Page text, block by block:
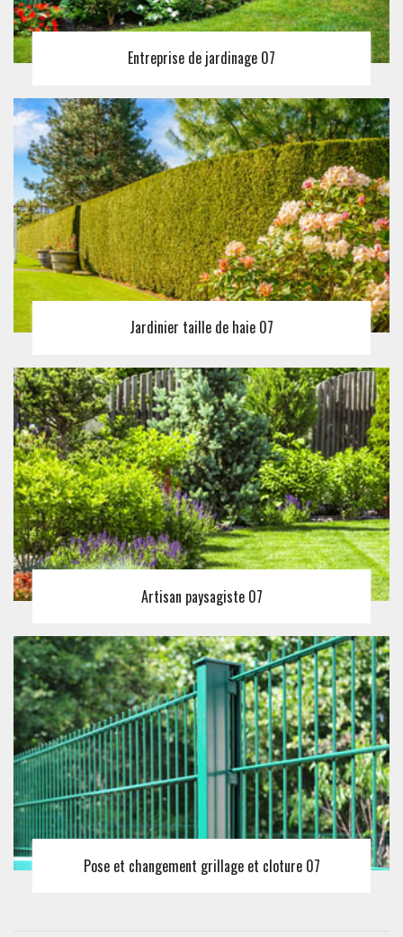
Entreprise de jardinage 07
Jardinier taille de haie 07
Artisan paysagiste 07
Pose et changement grillage et cloture 07